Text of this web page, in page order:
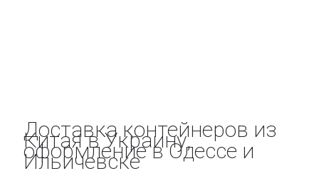
Доставка контейнеров из
Китая в Украину,
оформление в Одессе и
Ильичевске